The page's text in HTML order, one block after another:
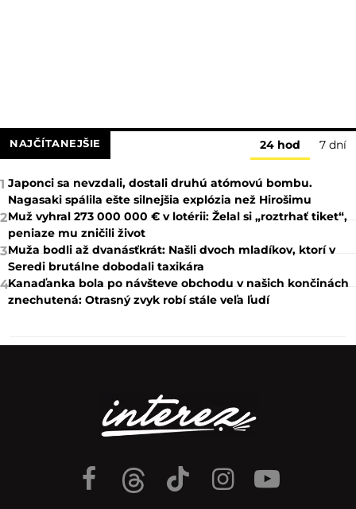
NAJČÍTANEJŠIE 24 hod 7 dní
1 Japonci sa nevzdali, dostali druhú atómovú bombu.
Nagasaki spálila ešte silnejšia explózia než Hirošimu
2Muž vyhral 273 000 000 € v lotérii: Želal si „roztrhať tiket“,
peniaze mu zničili život
3Muža bodli až dvanásťkrát: Našli dvoch mladíkov, ktorí v
Seredi brutálne dobodali taxikára
4Kanaďanka bola po návšteve obchodu v našich končinách
znechutená: Otrasný zvyk robí stále veľa ľudí